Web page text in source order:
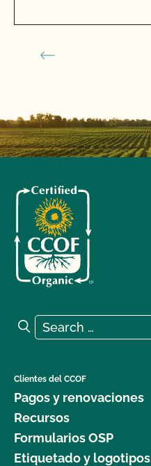
Search for:
Search
Clientes del CCOF
Pagos y renovaciones
Recursos
Formularios OSP
Etiquetado y logotipos